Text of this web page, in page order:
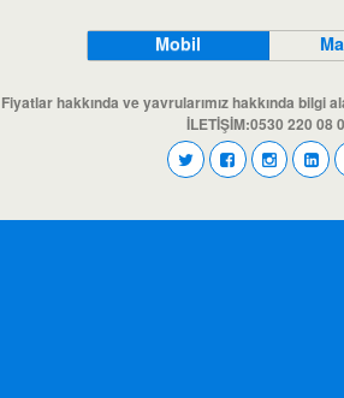
Mobil
Fiyatlar hakkında ve yavrularımız hakkında bilgi
İLETİŞİM:0530 220 08